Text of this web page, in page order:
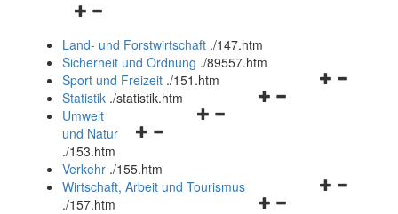
Navigationsmenü
und
schließen
Land- und Forstwirtschaft ./147.htm
Sicherheit und Ordnung ./89557.htm
Navigationsmenü
Sport und Freizeit ./151.htm
Navigationsmenü
Statistik ./statistik.htm
Navigationsmenü
und
schließen
Umwelt
und Natur
./153.htm
Verkehr ./155.htm
Navigationsmenü
Wirtschaft, Arbeit und Tourismus
./157.htm